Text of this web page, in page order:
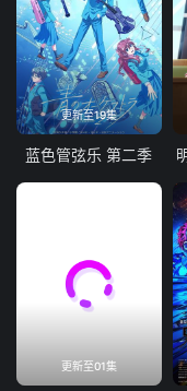
更新至19集
蓝色管弦乐 第二季
更新至01集